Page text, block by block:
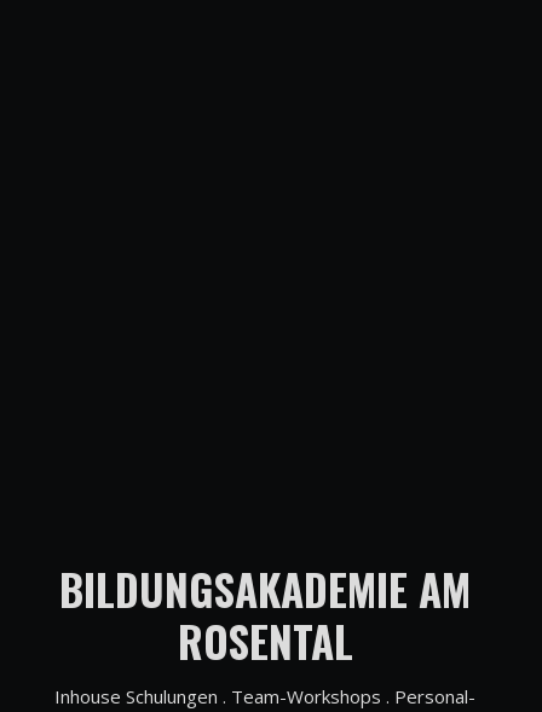
BILDUNGSAKADEMIE AM
ROSENTAL
Inhouse Schulungen . Team-Workshops . Personal-